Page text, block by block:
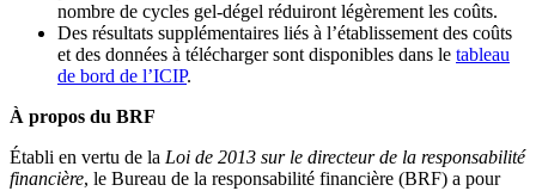
nombre de cycles gel-dégel réduiront légèrement les coûts.
Des résultats supplémentaires liés à l’établissement des coûts
et des données à télécharger sont disponibles dans le tableau
de bord de l’ICIP.
À propos du BRF
Établi en vertu de la Loi de 2013 sur le directeur de la responsabilité
financière, le Bureau de la responsabilité financière (BRF) a pour